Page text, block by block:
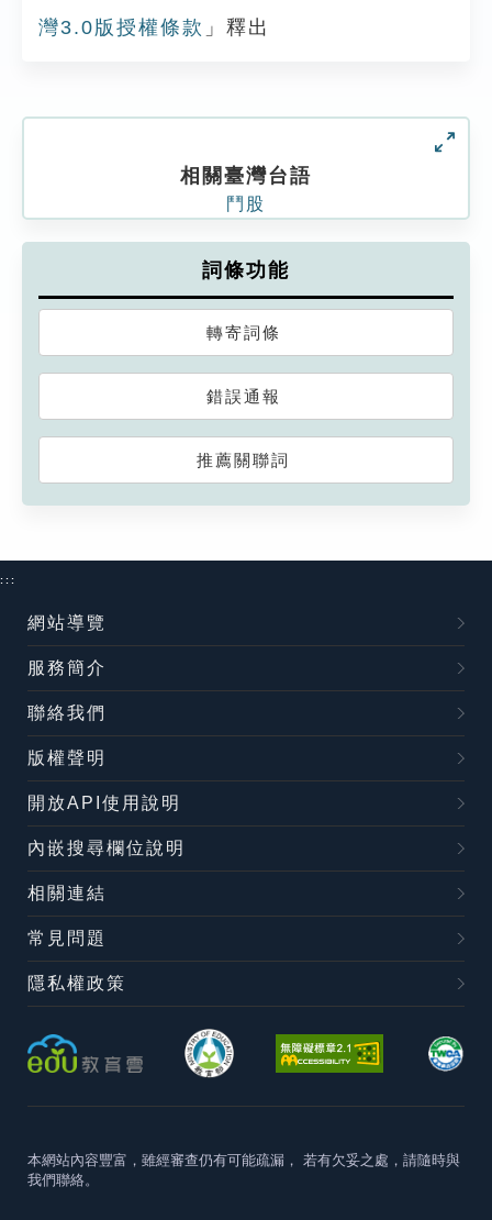
灣3.0版授權條款 」釋出
相關臺灣台語
鬥股
詞條功能
轉寄詞條
錯誤通報
推薦關聯詞
:::
網站導覽
服務簡介
聯絡我們
版權聲明
開放API使用說明
內嵌搜尋欄位說明
相關連結
常見問題
隱私權政策
本網站內容豐富，雖經審查仍有可能疏漏， 若有欠妥之處，請隨時與
我們聯絡。